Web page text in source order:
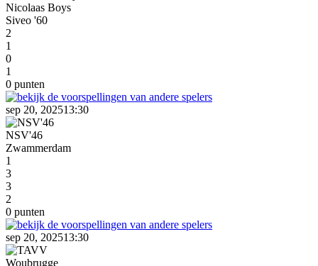
Nicolaas Boys
Siveo '60
2
1
0
1
0 punten
sep 20, 202513:30
NSV'46
Zwammerdam
1
3
3
2
0 punten
sep 20, 202513:30
Woubrugge